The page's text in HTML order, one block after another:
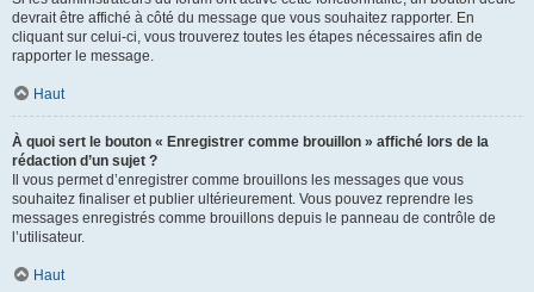
devrait être affiché à côté du message que vous souhaitez rapporter. En
cliquant sur celui-ci, vous trouverez toutes les étapes nécessaires afin de
rapporter le message.
Haut
À quoi sert le bouton « Enregistrer comme brouillon » affiché lors de la
rédaction d’un sujet ?
Il vous permet d’enregistrer comme brouillons les messages que vous
souhaitez finaliser et publier ultérieurement. Vous pouvez reprendre les
messages enregistrés comme brouillons depuis le panneau de contrôle de
l’utilisateur.
Haut